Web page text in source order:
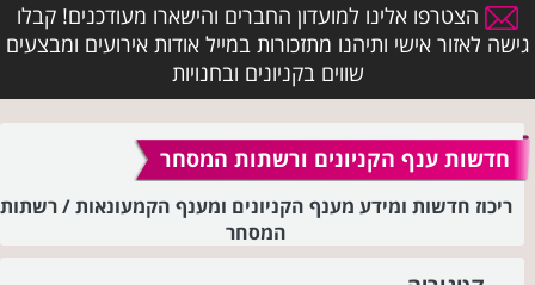
הצטרפו אלינו למועדון החברים והישארו מעודכנים! קבלו
גישה לאזור אישי ותיהנו מתזכורות במייל אודות אירועים ומבצעים
שווים בקניונים ובחנויות
חדשות ענף הקניונים ורשתות המסחר
ריכוז חדשות ומידע מענף הקניונים ומענף הקמעונאות / רשתות
המסחר